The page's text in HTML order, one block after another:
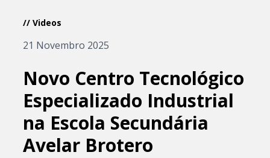
// Videos
21 Novembro 2025
Novo Centro Tecnológico
Especializado Industrial
na Escola Secundária
Avelar Brotero